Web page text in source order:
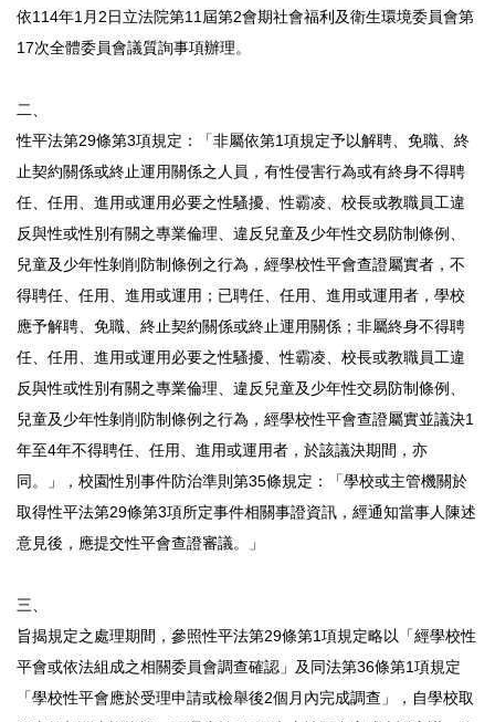
依114年1月2日立法院第11屆第2會期社會福利及衛生環境委員會第
17次全體委員會議質詢事項辦理。
二、
性平法第29條第3項規定：「非屬依第1項規定予以解聘、免職、終
止契約關係或終止運用關係之人員，有性侵害行為或有終身不得聘
任、任用、進用或運用必要之性騷擾、性霸凌、校長或教職員工違
反與性或性別有關之專業倫理、違反兒童及少年性交易防制條例、
兒童及少年性剝削防制條例之行為，經學校性平會查證屬實者，不
得聘任、任用、進用或運用；已聘任、任用、進用或運用者，學校
應予解聘、免職、終止契約關係或終止運用關係；非屬終身不得聘
任、任用、進用或運用必要之性騷擾、性霸凌、校長或教職員工違
反與性或性別有關之專業倫理、違反兒童及少年性交易防制條例、
兒童及少年性剝削防制條例之行為，經學校性平會查證屬實並議決1
年至4年不得聘任、任用、進用或運用者，於該議決期間，亦
同。」，校園性別事件防治準則第35條規定：「學校或主管機關於
取得性平法第29條第3項所定事件相關事證資訊，經通知當事人陳述
意見後，應提交性平會查證審議。」
三、
旨揭規定之處理期間，參照性平法第29條第1項規定略以「經學校性
平會或依法組成之相關委員會調查確認」及同法第36條第1項規定
「學校性平會應於受理申請或檢舉後2個月內完成調查」，自學校取